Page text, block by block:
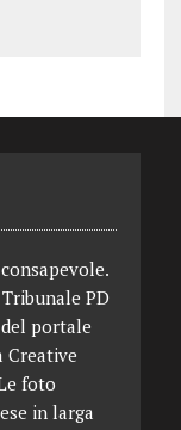
PD
portale
Creative
foto
in larga